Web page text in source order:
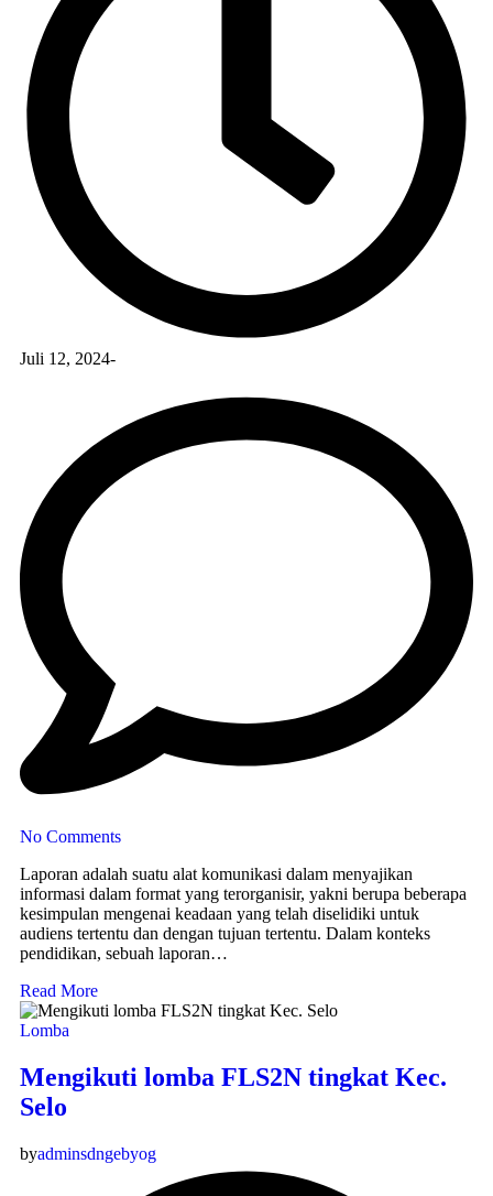
Juli 12, 2024-
No Comments
Laporan adalah suatu alat komunikasi dalam menyajikan
informasi dalam format yang terorganisir, yakni berupa beberapa
kesimpulan mengenai keadaan yang telah diselidiki untuk
audiens tertentu dan dengan tujuan tertentu. Dalam konteks
pendidikan, sebuah laporan…
Read More
Lomba
Mengikuti lomba FLS2N tingkat Kec.
Selo
byadminsdngebyog